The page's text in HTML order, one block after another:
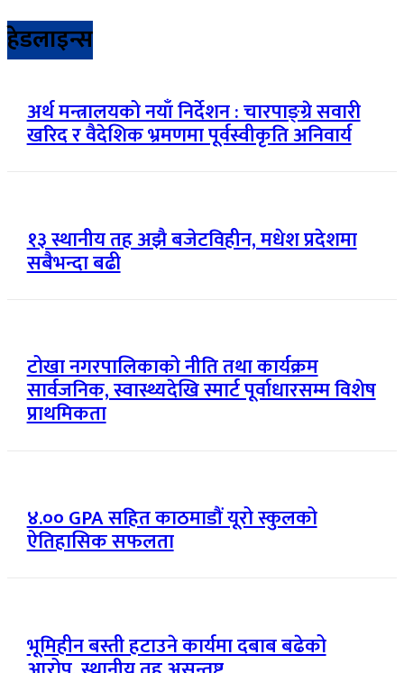
हेडलाइन्स
अर्थ मन्त्रालयको नयाँ निर्देशन : चारपाङ्ग्रे सवारी
खरिद र वैदेशिक भ्रमणमा पूर्वस्वीकृति अनिवार्य
१३ स्थानीय तह अझै बजेटविहीन, मधेश प्रदेशमा
सबैभन्दा बढी
टोखा नगरपालिकाको नीति तथा कार्यक्रम
सार्वजनिक, स्वास्थ्यदेखि स्मार्ट पूर्वाधारसम्म विशेष
प्राथमिकता
४.०० GPA सहित काठमाडौं यूरो स्कुलको
ऐतिहासिक सफलता
भूमिहीन बस्ती हटाउने कार्यमा दबाब बढेको